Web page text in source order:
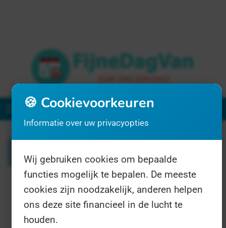
Menu
Zoeken
1 resultaat voor "myotonische 20distrofie"
🍪 Cookievoorkeuren
Informatie over uw privacyopties
Wij gebruiken cookies om bepaalde
functies mogelijk te bepalen. De meeste
cookies zijn noodzakelijk, anderen helpen
ons deze site financieel in de lucht te
houden.